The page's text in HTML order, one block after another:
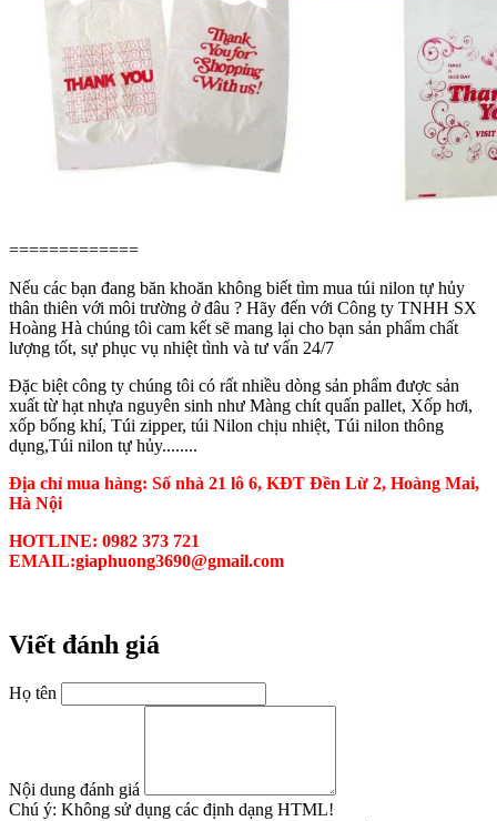
=============
Nếu các bạn đang băn khoăn không biết tìm mua túi nilon tự hủy
thân thiên với môi trường ở đâu ? Hãy đến với Công ty TNHH SX
Hoàng Hà chúng tôi cam kết sẽ mang lại cho bạn sản phẩm chất
lượng tốt, sự phục vụ nhiệt tình và tư vấn 24/7
Đặc biệt công ty chúng tôi có rất nhiều dòng sản phẩm được sản
xuất từ hạt nhựa nguyên sinh như Màng chít quấn pallet, Xốp hơi,
xốp bống khí, Túi zipper, túi Nilon chịu nhiệt, Túi nilon thông
dụng,Túi nilon tự hủy........
Địa chỉ mua hàng: Số nhà 21 lô 6, KĐT Đền Lừ 2, Hoàng Mai,
Hà Nội
HOTLINE: 0982 373 721
EMAIL:giaphuong3690@gmail.com
Viết đánh giá
Họ tên
Nội dung đánh giá
Chú ý: Không sử dụng các định dạng HTML!